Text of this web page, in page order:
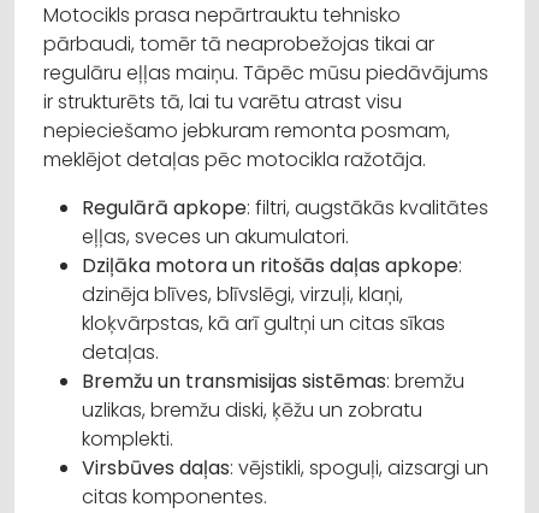
Motocikls prasa nepārtrauktu tehnisko
pārbaudi, tomēr tā neaprobežojas tikai ar
regulāru eļļas maiņu. Tāpēc mūsu piedāvājums
ir strukturēts tā, lai tu varētu atrast visu
nepieciešamo jebkuram remonta posmam,
meklējot detaļas pēc motocikla ražotāja.
Regulārā apkope: filtri, augstākās kvalitātes
eļļas, sveces un akumulatori.
Dziļāka motora un ritošās daļas apkope:
dzinēja blīves, blīvslēgi, virzuļi, klaņi,
kloķvārpstas, kā arī gultņi un citas sīkas
detaļas.
Bremžu un transmisijas sistēmas: bremžu
uzlikas, bremžu diski, ķēžu un zobratu
komplekti.
Virsbūves daļas: vējstikli, spoguļi, aizsargi un
citas komponentes.